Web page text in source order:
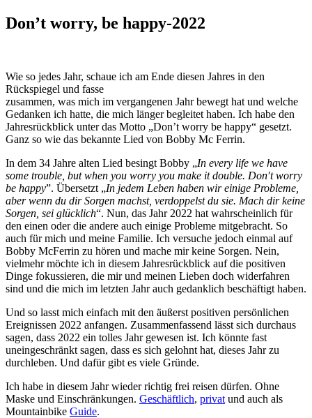
Don’t worry, be happy-2022
Wie so jedes Jahr, schaue ich am Ende diesen Jahres in den
Rückspiegel und fasse
zusammen, was mich im vergangenen Jahr bewegt hat und welche
Gedanken ich hatte, die mich länger begleitet haben. Ich habe den
Jahresrückblick unter das Motto „Don’t worry be happy“ gesetzt.
Ganz so wie das bekannte Lied von Bobby Mc Ferrin.
In dem 34 Jahre alten Lied besingt Bobby „In every life we have
some trouble, but when you worry you make it double. Don′t worry
be happy”. Übersetzt „In jedem Leben haben wir einige Probleme,
aber wenn du dir Sorgen machst, verdoppelst du sie. Mach dir keine
Sorgen, sei glücklich“. Nun, das Jahr 2022 hat wahrscheinlich für
den einen oder die andere auch einige Probleme mitgebracht. So
auch für mich und meine Familie. Ich versuche jedoch einmal auf
Bobby McFerrin zu hören und mache mir keine Sorgen. Nein,
vielmehr möchte ich in diesem Jahresrückblick auf die positiven
Dinge fokussieren, die mir und meinen Lieben doch widerfahren
sind und die mich im letzten Jahr auch gedanklich beschäftigt haben.
Und so lasst mich einfach mit den äußerst positiven persönlichen
Ereignissen 2022 anfangen. Zusammenfassend lässt sich durchaus
sagen, dass 2022 ein tolles Jahr gewesen ist. Ich könnte fast
uneingeschränkt sagen, dass es sich gelohnt hat, dieses Jahr zu
durchleben. Und dafür gibt es viele Gründe.
Ich habe in diesem Jahr wieder richtig frei reisen dürfen. Ohne
Maske und Einschränkungen. Geschäftlich, privat und auch als
Mountainbike Guide.